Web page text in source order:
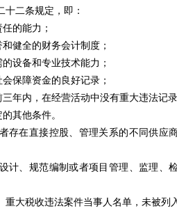
二条规定，即：
的能力；
健全的财务会计制度；
设备和专业技术能力；
保障资金的良好记录；
年内，在经营活动中没有重大违法记录
其他条件。
存在直接控股、管理关系的不同供应
计、规范编制或者项目管理、监理、
大税收违法案件当事人名单，未被列